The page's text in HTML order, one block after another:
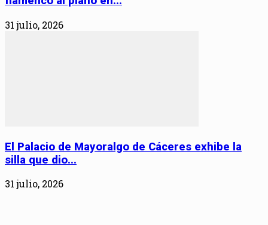
31 julio, 2026
El Palacio de Mayoralgo de Cáceres exhibe la
silla que dio...
31 julio, 2026